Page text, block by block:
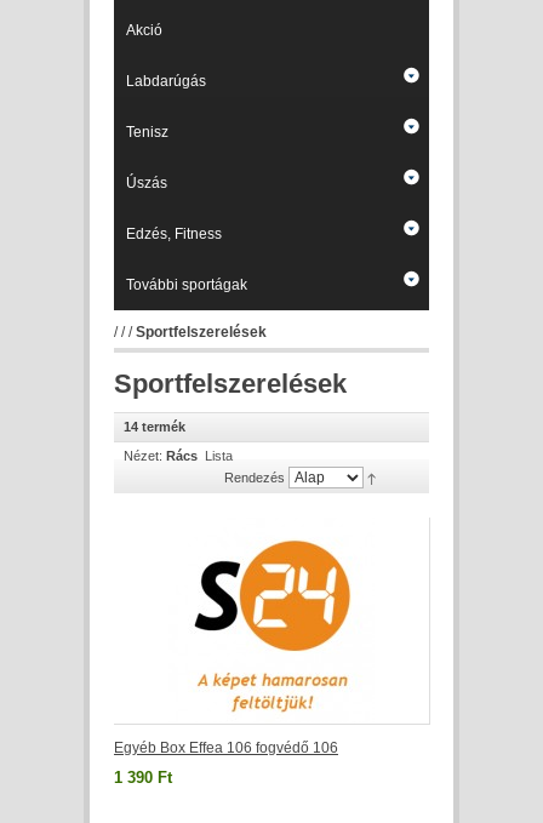
Akció
Labdarúgás
Tenisz
Úszás
Edzés, Fitness
További sportágak
///Sportfelszerelések
Sportfelszerelések
14 termék
Nézet: Rács Lista
Rendezés
Egyéb Box Effea 106 fogvédő 106
1 390 Ft